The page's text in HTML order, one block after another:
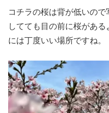
コチラの桜は背が低いの
してても目の前に桜があ
には丁度いい場所ですね。